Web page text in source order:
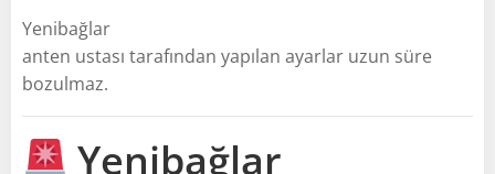
Yenibağlar
anten ustası tarafından yapılan ayarlar uzun süre
bozulmaz.
Yenibağlar